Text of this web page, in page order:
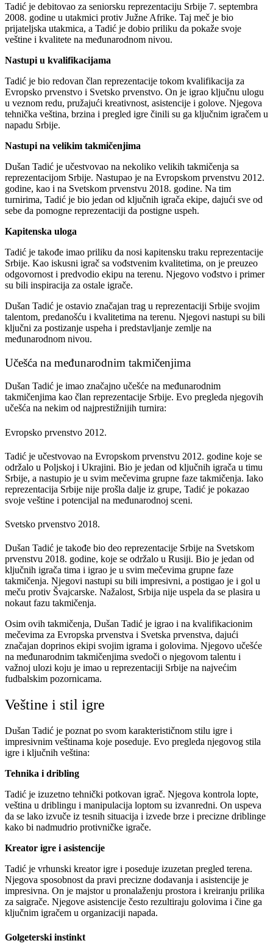
Tadić je debitovao za seniorsku reprezentaciju Srbije 7. septembra
2008. godine u utakmici protiv Južne Afrike. Taj meč je bio
prijateljska utakmica, a Tadić je dobio priliku da pokaže svoje
veštine i kvalitete na međunarodnom nivou.
Nastupi u kvalifikacijama
Tadić je bio redovan član reprezentacije tokom kvalifikacija za
Evropsko prvenstvo i Svetsko prvenstvo. On je igrao ključnu ulogu
u veznom redu, pružajući kreativnost, asistencije i golove. Njegova
tehnička veština, brzina i pregled igre činili su ga ključnim igračem u
napadu Srbije.
Nastupi na velikim takmičenjima
Dušan Tadić je učestvovao na nekoliko velikih takmičenja sa
reprezentacijom Srbije. Nastupao je na Evropskom prvenstvu 2012.
godine, kao i na Svetskom prvenstvu 2018. godine. Na tim
turnirima, Tadić je bio jedan od ključnih igrača ekipe, dajući sve od
sebe da pomogne reprezentaciji da postigne uspeh.
Kapitenska uloga
Tadić je takođe imao priliku da nosi kapitensku traku reprezentacije
Srbije. Kao iskusni igrač sa vođstvenim kvalitetima, on je preuzeo
odgovornost i predvodio ekipu na terenu. Njegovo vođstvo i primer
su bili inspiracija za ostale igrače.
Dušan Tadić je ostavio značajan trag u reprezentaciji Srbije svojim
talentom, predanošću i kvalitetima na terenu. Njegovi nastupi su bili
ključni za postizanje uspeha i predstavljanje zemlje na
međunarodnom nivou.
Učešća na međunarodnim takmičenjima
Dušan Tadić je imao značajno učešće na međunarodnim
takmičenjima kao član reprezentacije Srbije. Evo pregleda njegovih
učešća na nekim od najprestižnijih turnira:
Evropsko prvenstvo 2012.
Tadić je učestvovao na Evropskom prvenstvu 2012. godine koje se
održalo u Poljskoj i Ukrajini. Bio je jedan od ključnih igrača u timu
Srbije, a nastupio je u svim mečevima grupne faze takmičenja. Iako
reprezentacija Srbije nije prošla dalje iz grupe, Tadić je pokazao
svoje veštine i potencijal na međunarodnoj sceni.
Svetsko prvenstvo 2018.
Dušan Tadić je takođe bio deo reprezentacije Srbije na Svetskom
prvenstvu 2018. godine, koje se održalo u Rusiji. Bio je jedan od
ključnih igrača tima i igrao je u svim mečevima grupne faze
takmičenja. Njegovi nastupi su bili impresivni, a postigao je i gol u
meču protiv Švajcarske. Nažalost, Srbija nije uspela da se plasira u
nokaut fazu takmičenja.
Osim ovih takmičenja, Dušan Tadić je igrao i na kvalifikacionim
mečevima za Evropska prvenstva i Svetska prvenstva, dajući
značajan doprinos ekipi svojim igrama i golovima. Njegovo učešće
na međunarodnim takmičenjima svedoči o njegovom talentu i
važnoj ulozi koju je imao u reprezentaciji Srbije na najvećim
fudbalskim pozornicama.
Veštine i stil igre
Dušan Tadić je poznat po svom karakterističnom stilu igre i
impresivnim veštinama koje poseduje. Evo pregleda njegovog stila
igre i ključnih veština:
Tehnika i dribling
Tadić je izuzetno tehnički potkovan igrač. Njegova kontrola lopte,
veština u driblingu i manipulacija loptom su izvanredni. On uspeva
da se lako izvuče iz tesnih situacija i izvede brze i precizne driblinge
kako bi nadmudrio protivničke igrače.
Kreator igre i asistencije
Tadić je vrhunski kreator igre i poseduje izuzetan pregled terena.
Njegova sposobnost da pravi precizne dodavanja i asistencije je
impresivna. On je majstor u pronalaženju prostora i kreiranju prilika
za saigrače. Njegove asistencije često rezultiraju golovima i čine ga
ključnim igračem u organizaciji napada.
Golgeterski instinkt